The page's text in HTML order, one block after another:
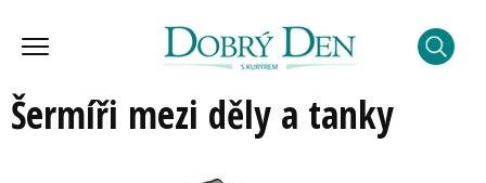
Šermíři mezi děly a tanky